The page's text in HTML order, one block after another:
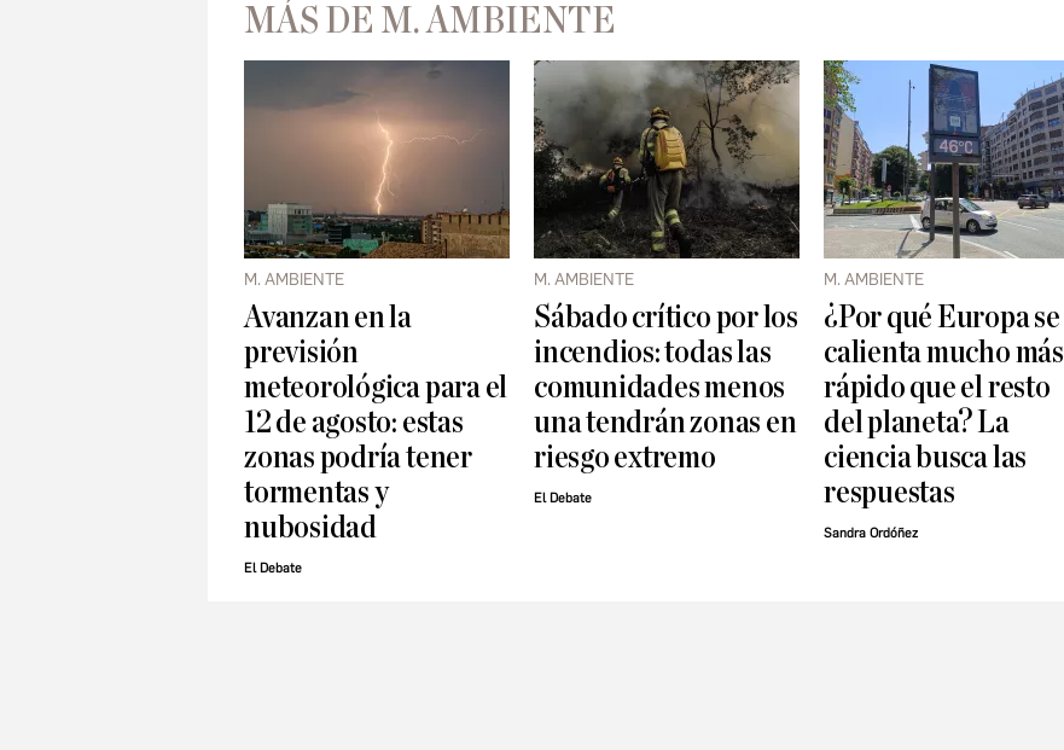
MÁS DE M. AMBIENTE
M. AMBIENTE
Avanzan en la
previsión
meteorológica para el
12 de agosto: estas
zonas podría tener
tormentas y
nubosidad
El Debate
M. AMBIENTE
Sábado crítico por los
incendios: todas las
comunidades menos
una tendrán zonas en
riesgo extremo
El Debate
M. AMBIENTE
¿Por qué Europa se
calienta mucho más
rápido que el resto
del planeta? La
ciencia busca las
respuestas
Sandra Ordóñez